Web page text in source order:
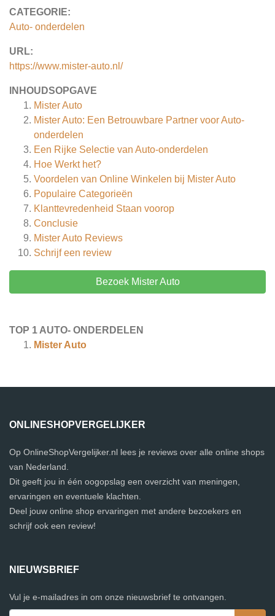
CATEGORIE:
Auto- onderdelen
URL:
https://www.mister-auto.nl/
INHOUDSOPGAVE
Mister Auto
Mister Auto: Een Betrouwbare Partner voor Auto-
onderdelen
Een Rijke Selectie van Auto-onderdelen
Hoe Werkt het?
Voordelen van Online Winkelen bij Mister Auto
Populaire Categorieën
Klanttevredenheid Staan voorop
Conclusie
Mister Auto Reviews
Schrijf een review
Bezoek Mister Auto
TOP 1 AUTO- ONDERDELEN
Mister Auto
ONLINESHOPVERGELIJKER
Op OnlineShopVergelijker.nl lees je reviews over alle online shops
van Nederland.
Dit geeft jou in één oogopslag een overzicht van meningen,
ervaringen en eventuele klachten.
Deel jouw online shop ervaringen met andere bezoekers en
schrijf ook een review!
NIEUWSBRIEF
Vul je e-mailadres in om onze nieuwsbrief te ontvangen.